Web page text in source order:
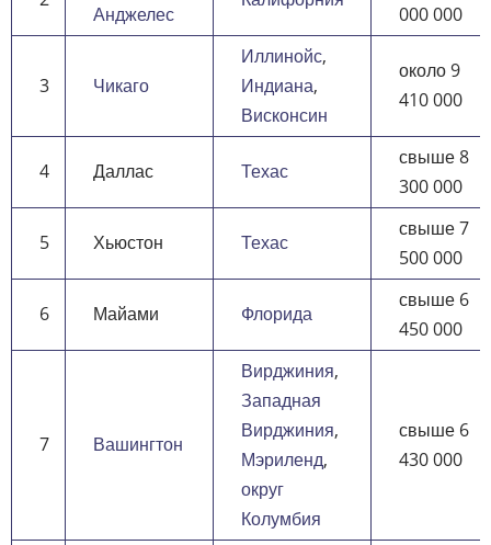
Анджелес
000 000
3 Чикаго
Иллинойс,
Индиана,
Висконсин
около 9
410 000
4 Даллас Техас
свыше 8
300 000
5 Хьюстон Техас
свыше 7
500 000
6 Майами Флорида
свыше 6
450 000
7 Вашингтон
Вирджиния,
Западная
Вирджиния,
Мэриленд,
округ
Колумбия
свыше 6
430 000